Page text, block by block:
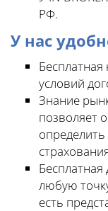
РФ.
У нас
условий
Знание
позволяет
Бесплатная
любую
есть